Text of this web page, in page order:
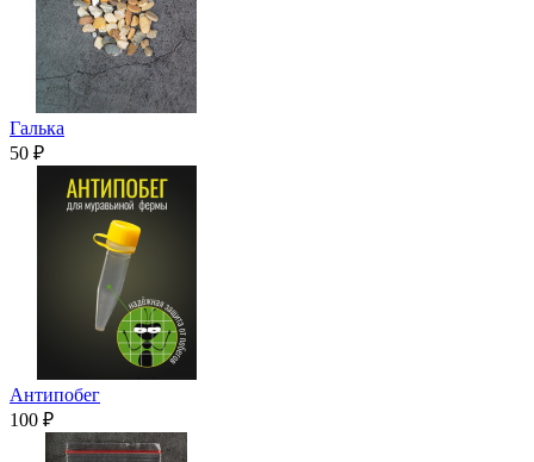
Галька
50 ₽
Антипобег
100 ₽